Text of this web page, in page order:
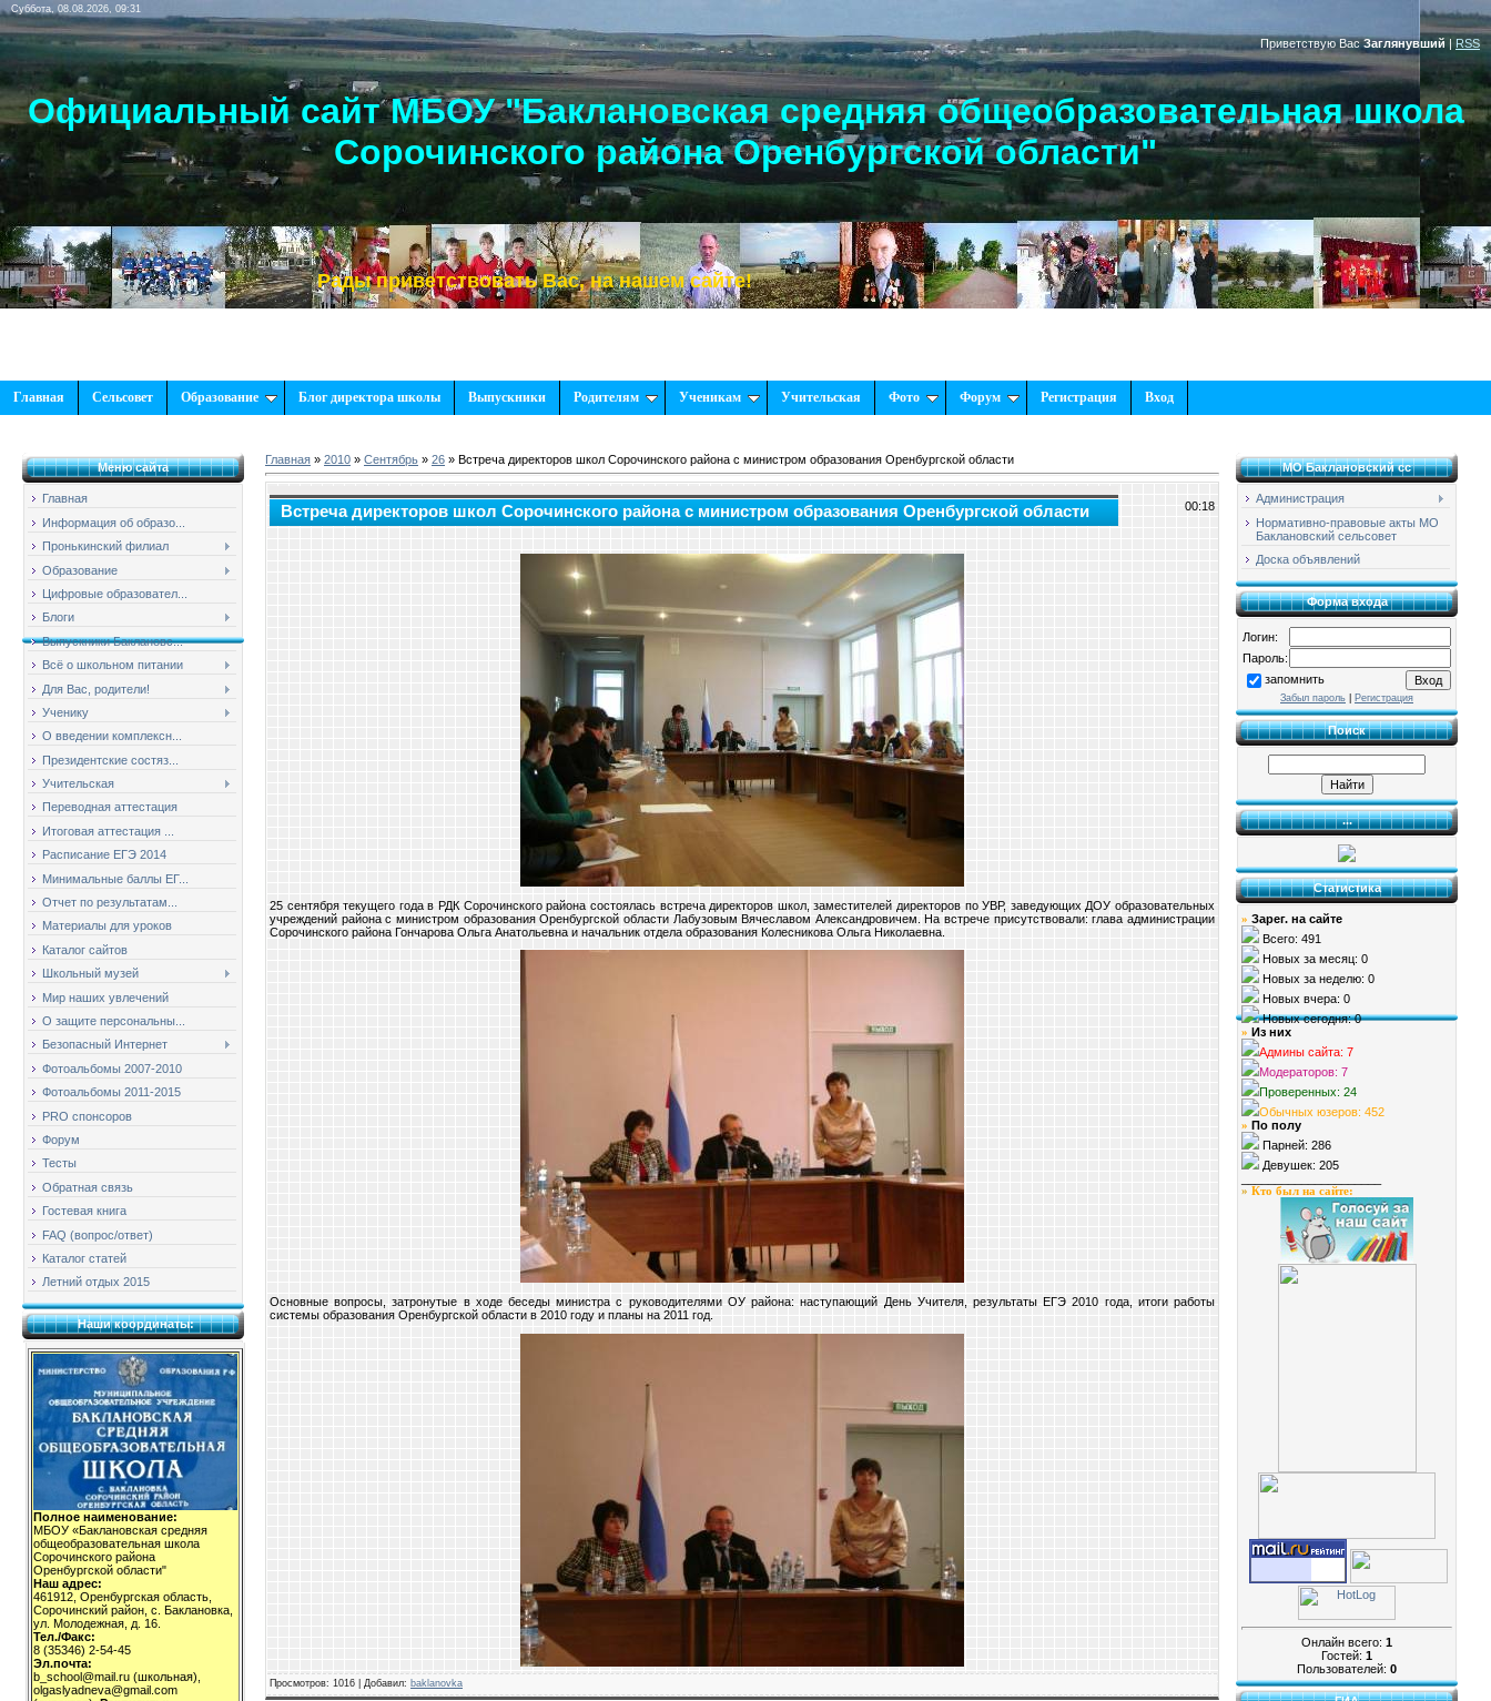
Суббота, 08.08.2026, 09:31
Приветствую Вас Заглянувший | RSS
Официальный сайт МБОУ "Баклановская средняя общеобразовательная школа
Сорочинского района Оренбургской области"
Рады приветствовать Вас, на нашем сайте!
Главная Сельсовет Образование Блог директора школы Выпускники Родителям Ученикам Учительская Фото Форум Регистрация Вход
Меню сайта
Главная
Информация об образо...
Пронькинский филиал
Образование
Цифровые образовател...
Блоги
Выпускники Баклановс...
Всё о школьном питании
Для Вас, родители!
Ученику
О введении комплексн...
Президентские состяз...
Учительская
Переводная аттестация
Итоговая аттестация ...
Расписание ЕГЭ 2014
Минимальные баллы ЕГ...
Отчет по результатам...
Материалы для уроков
Каталог сайтов
Школьный музей
Мир наших увлечений
О защите персональны...
Безопасный Интернет
Фотоальбомы 2007-2010
Фотоальбомы 2011-2015
PRO спонсоров
Форум
Тесты
Обратная связь
Гостевая книга
FAQ (вопрос/ответ)
Каталог статей
Летний отдых 2015
Наши координаты:
Полное наименование:
МБОУ «Баклановская средняя
общеобразовательная школа
Сорочинского района
Оренбургской области"
Наш адрес:
461912, Оренбургская область,
Сорочинский район, с. Баклановка,
ул. Молодежная, д. 16.
Тел./Факс:
8 (35346) 2-54-45
Эл.почта:
b_school@mail.ru (школьная),
olgaslyadneva@gmail.com
Главная » 2010 » Сентябрь » 26 » Встреча директоров школ Сорочинского района с министром образования Оренбургской области
Встреча директоров школ Сорочинского района с министром образования Оренбургской области 00:18
25 сентября текущего года в РДК Сорочинского района состоялась встреча директоров школ, заместителей директоров по УВР, заведующих ДОУ образовательных
учреждений района с министром образования Оренбургской области Лабузовым Вячеславом Александровичем. На встрече присутствовали: глава администрации
Сорочинского района Гончарова Ольга Анатольевна и начальник отдела образования Колесникова Ольга Николаевна.
Основные вопросы, затронутые в ходе беседы министра с руководителями ОУ района: наступающий День Учителя, результаты ЕГЭ 2010 года, итоги работы
системы образования Оренбургской области в 2010 году и планы на 2011 год.
Просмотров: 1016 | Добавил: baklanovka
МО Баклановский сс
Администрация
Нормативно-правовые акты МО
Баклановский сельсовет
Доска объявлений
Форма входа
Логин:
Пароль:
запомнить
Забыл пароль Регистрация
Поиск
...
Статистика
» Зарег. на сайте
Всего: 491
Новых за месяц: 0
Новых за неделю: 0
Новых вчера: 0
Новых сегодня: 0
» Из них
Админы сайта: 7
Модераторов: 7
Проверенных: 24
Обычных юзеров: 452
» По полу
Парней: 286
Девушек: 205
» Кто был на сайте:
Онлайн всего: 1
Гостей: 1
Пользователей: 0